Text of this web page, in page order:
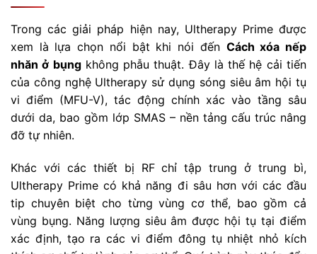
Trong các giải pháp hiện nay, Ultherapy Prime được
xem là lựa chọn nổi bật khi nói đến Cách xóa nếp
nhăn ở bụngkhông phẫu thuật. Đây là thế hệ cải tiến
của công nghệ Ultherapy sử dụng sóng siêu âm hội tụ
vi điểm (MFU-V), tác động chính xác vào tầng sâu
dưới da, bao gồm lớp SMAS – nền tảng cấu trúc nâng
đỡ tự nhiên.
Khác với các thiết bị RF chỉ tập trung ở trung bì,
Ultherapy Prime có khả năng đi sâu hơn với các đầu
tip chuyên biệt cho từng vùng cơ thể, bao gồm cả
vùng bụng. Năng lượng siêu âm được hội tụ tại điểm
xác định, tạo ra các vi điểm đông tụ nhiệt nhỏ kích